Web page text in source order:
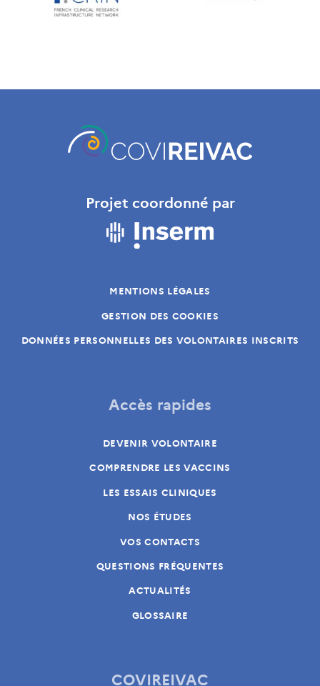
Projet coordonné par
MENTIONS LÉGALES
GESTION DES COOKIES
DONNÉES PERSONNELLES DES VOLONTAIRES INSCRITS
Accès rapides
DEVENIR VOLONTAIRE
COMPRENDRE LES VACCINS
LES ESSAIS CLINIQUES
NOS ÉTUDES
VOS CONTACTS
QUESTIONS FRÉQUENTES
ACTUALITÉS
GLOSSAIRE
COVIREIVAC